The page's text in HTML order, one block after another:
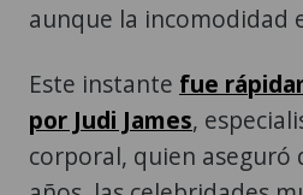
aunque la incomodidad
Este instante fue
por Judi James,
corporal, quien aseguró